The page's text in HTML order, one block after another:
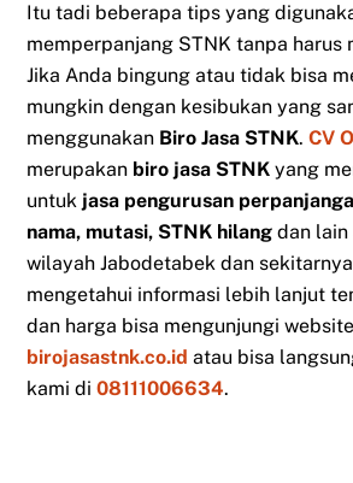
Itu tadi beberapa tips yang
memperpanjang STNK tanpa harus
Jika Anda bingung atau tidak bisa
mungkin dengan kesibukan yang
menggunakan Biro Jasa STNK.CV
merupakan biro jasa STNK yang
untuk jasa pengurusan
nama, mutasi, STNK hilangdan
wilayah Jabodetabek dan
mengetahui informasi lebih lanjut
dan harga bisa mengunjungi website
birojasastnk.co.id atau bisa
kami di08111006634.